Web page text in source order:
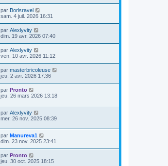
par Borisravel
sam. 4 juil. 2026 16:31
par Alexlyvity
dim. 19 avr. 2026 07:40
par Alexlyvity
ven. 10 avr. 2026 11:12
par masterbricoleuse
jeu. 2 avr. 2026 17:36
par Pronto
jeu. 26 mars 2026 13:18
par Alexlyvity
mer. 26 nov. 2025 08:39
par Manureva1
dim. 23 nov. 2025 23:41
par Pronto
jeu. 30 oct. 2025 18:15